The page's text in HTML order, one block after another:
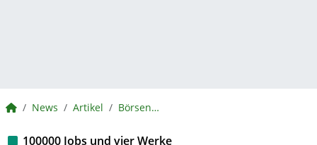
BörsenNEWS.de
News Artikel BörsenNEWS.de
100000 Jobs und vier Werke